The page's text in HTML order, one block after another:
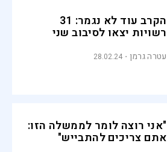
הקרב עוד לא נגמר: 31
רשויות יצאו לסיבוב שני
עטרה גרמן 28.02.24
"אני רוצה לומר לממשלה הזו:
אתם צריכים להתבייש"